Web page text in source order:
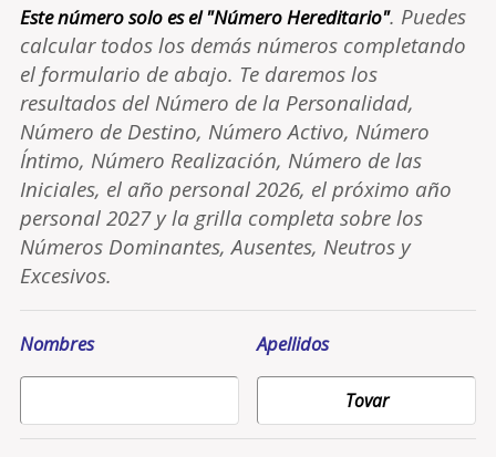
Este número solo es el "Número Hereditario". Puedes
calcular todos los demás números completando
el formulario de abajo. Te daremos los
resultados del Número de la Personalidad,
Número de Destino, Número Activo, Número
Íntimo, Número Realización, Número de las
Iniciales, el año personal 2026, el próximo año
personal 2027 y la grilla completa sobre los
Números Dominantes, Ausentes, Neutros y
Excesivos.
Nombres Apellidos